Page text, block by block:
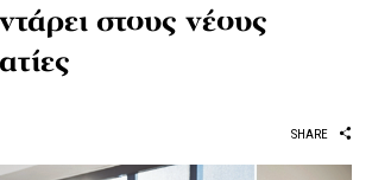
στους νέους
SHARE